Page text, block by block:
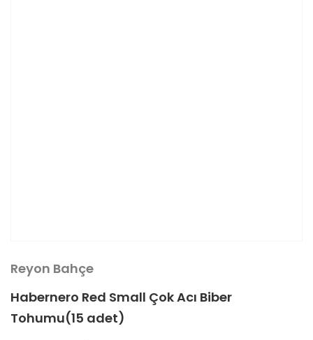
Reyon Bahçe
Habernero Red Small Çok Acı Biber
Tohumu(15 adet)